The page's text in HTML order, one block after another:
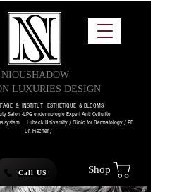
NIOUSHADOW
LUXURIES DESIGN
Shop
Call US
& INSTITUT ESTHÉTIQUE & BLOOMS
Salon -LPG endermologie Expert Anti Cellulite
system Lübeck University / Clinic for Dermatology / PD
Dr. Fischer /